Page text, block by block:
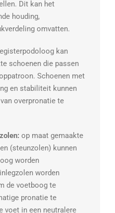
Dit kan het
houding,
omvatten.
kan
schoenen die passen
Schoenen met
en stabiliteit kunnen
overpronatie te
op maat gemaakte
(steunzolen) kunnen
worden
worden
de voetboog te
pronatie te
voet in een neutralere